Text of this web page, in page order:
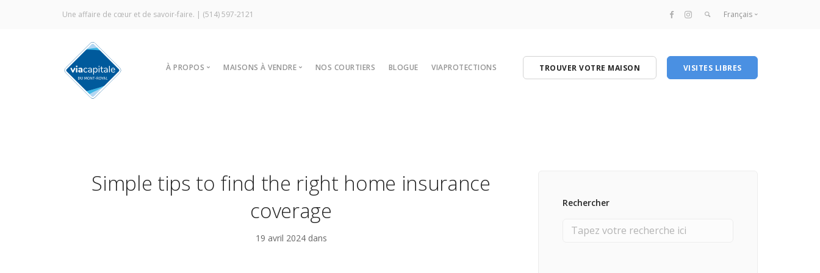
Une affaire de cœur et de savoir-faire. | (514) 597-2121 Français
English
À PROPOS
Commercial
MAISONS À VENDRE NOS COURTIERS BLOGUE VIAPROTECTIONS TROUVER VOTRE MAISON VISITES LIBRES
Simple tips to find the right home insurance
coverage
19 avril 2024 dans
Rechercher